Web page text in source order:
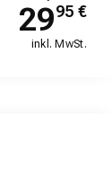
2995 €
inkl. MwSt.